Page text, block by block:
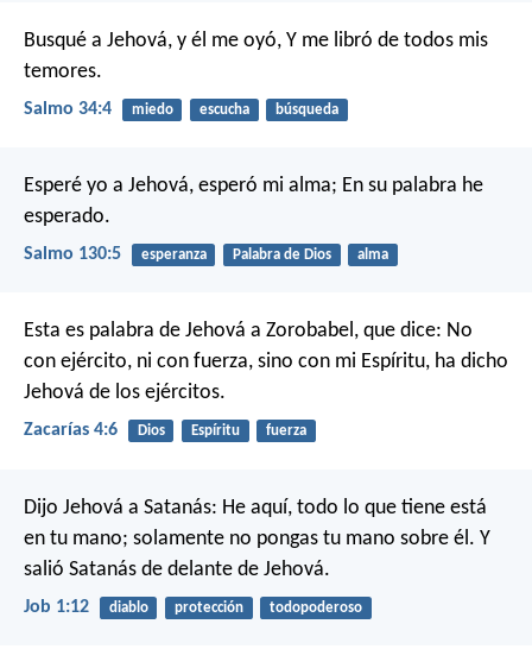
Busqué a Jehová, y él me oyó, Y me libró de todos mis
temores.
Salmo 34:4 miedo escucha búsqueda
Esperé yo a Jehová, esperó mi alma; En su palabra he
esperado.
Salmo 130:5 esperanza Palabra de Dios alma
Esta es palabra de Jehová a Zorobabel, que dice: No
con ejército, ni con fuerza, sino con mi Espíritu, ha dicho
Jehová de los ejércitos.
Zacarías 4:6 Dios Espíritu fuerza
Dijo Jehová a Satanás: He aquí, todo lo que tiene está
en tu mano; solamente no pongas tu mano sobre él. Y
salió Satanás de delante de Jehová.
Job 1:12 diablo protección todopoderoso